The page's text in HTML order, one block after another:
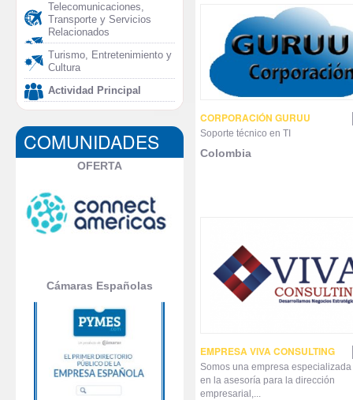
Telecomunicaciones,
Transporte y Servicios
Relacionados
Turismo, Entretenimiento y
Cultura
Actividad Principal
COMUNIDADES
OFERTA
Cámaras Españolas
CORPORACIÓN GURUU
Soporte técnico en TI
Colombia
EMPRESA VIVA CONSULTING
Somos una empresa especializada
en la asesoría para la dirección
empresarial,...